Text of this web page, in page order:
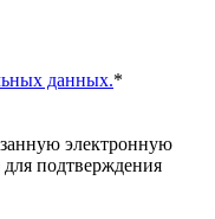
данных.*
электронную
подтверждения